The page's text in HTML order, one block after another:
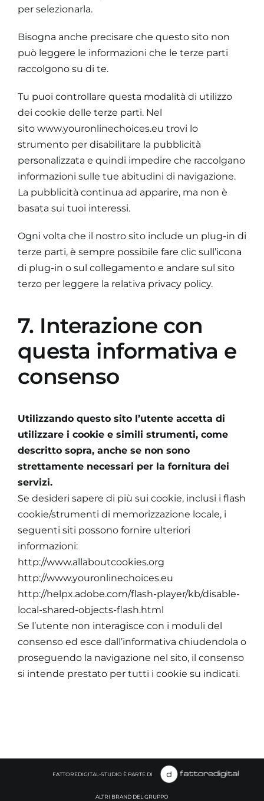
per selezionarla.
Bisogna anche precisare che questo sito non
può leggere le informazioni che le terze parti
raccolgono su di te.
Tu puoi controllare questa modalità di utilizzo
dei cookie delle terze parti. Nel
sito www.youronlinechoices.eu trovi lo
strumento per disabilitare la pubblicità
personalizzata e quindi impedire che raccolgano
informazioni sulle tue abitudini di navigazione.
La pubblicità continua ad apparire, ma non è
basata sui tuoi interessi.
Ogni volta che il nostro sito include un plug-in di
terze parti, è sempre possibile fare clic sull’icona
di plug-in o sul collegamento e andare sul sito
terzo per leggere la relativa privacy policy.
7. Interazione con
questa informativa e
consenso
Utilizzando questo sito l’utente accetta di
utilizzare i cookie e simili strumenti, come
descritto sopra, anche se non sono
strettamente necessari per la fornitura dei
servizi.
Se desideri sapere di più sui cookie, inclusi i flash
cookie/strumenti di memorizzazione locale, i
seguenti siti possono fornire ulteriori
informazioni:
http://www.allaboutcookies.org
http://www.youronlinechoices.eu
http://helpx.adobe.com/flash-player/kb/disable-
local-shared-objects-flash.html
Se l’utente non interagisce con i moduli del
consenso ed esce dall’informativa chiudendola o
proseguendo la navigazione nel sito, il consenso
si intende prestato per tutti i cookie su indicati.
FATTOREDIGITAL-STUDIO È PARTE DI
ALTRI BRAND DEL GRUPPO